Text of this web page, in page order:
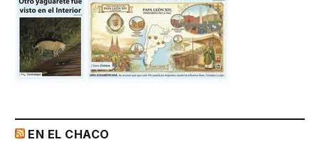
EN EL CHACO